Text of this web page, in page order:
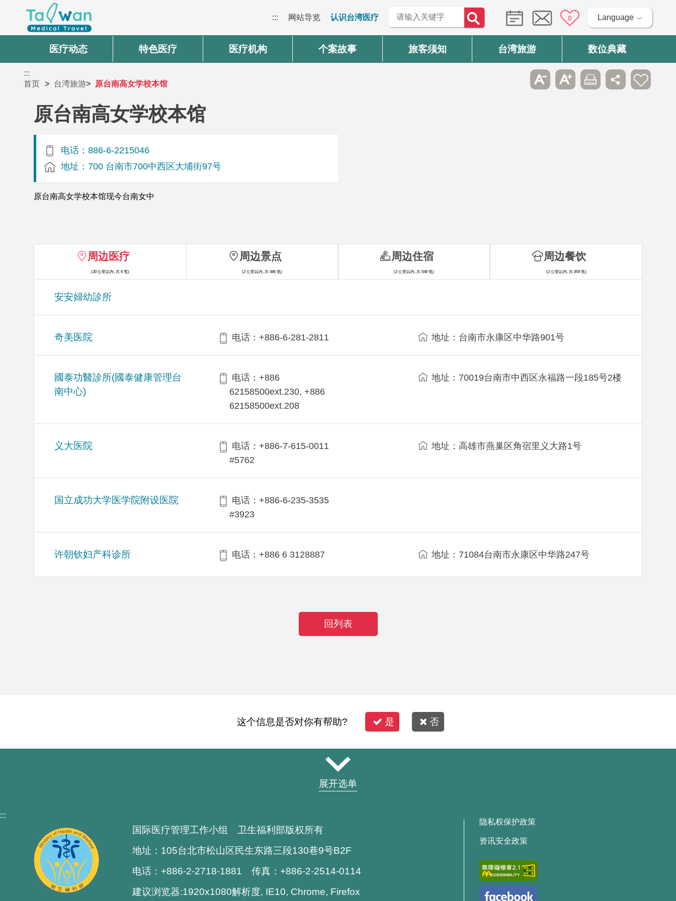
::: 网站导览 认识台湾医疗 0 Language
医疗动态 特色医疗 医疗机构 个案故事 旅客须知 台湾旅游 数位典藏
:::
首页
台湾旅游 原台南高女学校本馆
原台南高女学校本馆
电话：886-6-2215046
地址：700 台南市700中西区大埔街97号
原台南高女学校本馆现今台南女中
周边医疗
(30 公里以内, 共 6 笔)
安安婦幼診所
奇美医院 电话：+886-6-281-2811 地址：台南市永康区中华路901号
國泰功醫診所(國泰健康管理台
南中心)
电话：+886
62158500ext.230, +886
62158500ext.208
地址：70019台南市中西区永福路一段185号2楼
义大医院
电话：+886-7-615-0011
#5762
地址：高雄市燕巢区角宿里义大路1号
国立成功大学医学院附设医院
电话：+886-6-235-3535
#3923
许朝钦妇产科诊所 电话：+886 6 3128887 地址：71084台南市永康区中华路247号
周边景点
(2 公里以内, 共 486 笔)
周边住宿
(2 公里以内, 共 548 笔)
周边餐饮
(2 公里以内, 共 859 笔)
回列表
这个信息是否对你有帮助? 是 否
展开选单
:::
国际医疗管理工作小组 卫生福利部版权所有
地址：105台北市松山区民生东路三段130巷9号B2F
电话：+886-2-2718-1881 传真：+886-2-2514-0114
建议浏览器:1920x1080解析度, IE10, Chrome, Firefox
隐私权保护政策
资讯安全政策